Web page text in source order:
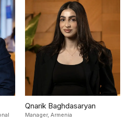
Qnarik Baghdasaryan
Manager, Armenia